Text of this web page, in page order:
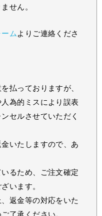
せん。
ム よりご連絡くださ
払っておりますが、
為的ミスにより誤表
セルさせていただく
いたしますので、あ
るため、ご注文確定
います。
返金等の対応をいた